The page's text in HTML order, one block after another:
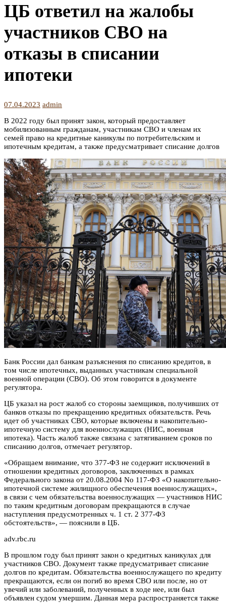
ЦБ ответил на жалобы
участников СВО на
отказы в списании
ипотеки
07.04.2023 admin
В 2022 году был принят закон, который предоставляет
мобилизованным гражданам, участникам СВО и членам их
семей право на кредитные каникулы по потребительским и
ипотечным кредитам, а также предусматривает списание долгов
Банк России дал банкам разъяснения по списанию кредитов, в
том числе ипотечных, выданных участникам специальной
военной операции (СВО). Об этом говорится в документе
регулятора.
ЦБ указал на рост жалоб со стороны заемщиков, получивших от
банков отказы по прекращению кредитных обязательств. Речь
идет об участниках СВО, которые включены в накопительно-
ипотечную систему для военнослужащих (НИС, военная
ипотека). Часть жалоб также связана с затягиванием сроков по
списанию долгов, отмечает регулятор.
«Обращаем внимание, что 377-ФЗ не содержит исключений в
отношении кредитных договоров, заключенных в рамках
Федерального закона от 20.08.2004 No 117-ФЗ «О накопительно-
ипотечной системе жилищного обеспечения военнослужащих»,
в связи с чем обязательства военнослужащих — участников НИС
по таким кредитным договорам прекращаются в случае
наступления предусмотренных ч. 1 ст. 2 377-ФЗ
обстоятельств», — пояснили в ЦБ.
adv.rbc.ru
В прошлом году был принят закон о кредитных каникулах для
участников СВО. Документ также предусматривает списание
долгов по кредитам. Обязательства военнослужащего по кредиту
прекращаются, если он погиб во время СВО или после, но от
увечий или заболеваний, полученных в ходе нее, или был
объявлен судом умершим. Данная мера распространяется также